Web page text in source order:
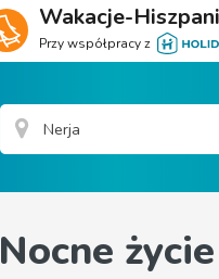
Wakacje-
Przy współpracy z
Nocne życie